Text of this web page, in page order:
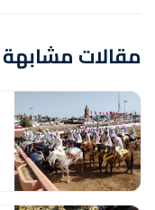
مقالات مشابهة